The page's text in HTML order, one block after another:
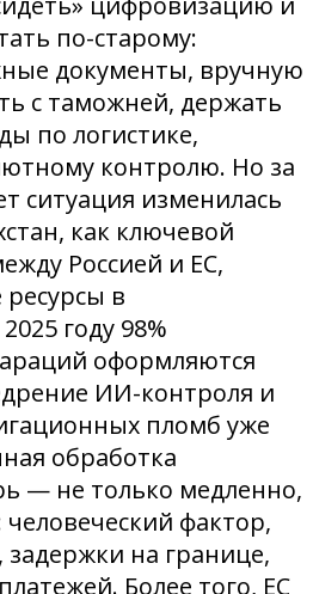
по-старому:
документы, вручную
с таможней, держать
по логистике,
контролю. Но за
ситуация изменилась
как ключевой
Россией и ЕС,
в
году 98%
оформляются
ИИ-контроля и
пломб уже
обработка
— не только медленно,
фактор,
на границе,
Более того, ЕС